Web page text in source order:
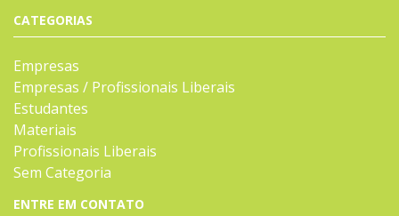
CATEGORIAS
Empresas
Empresas / Profissionais Liberais
Estudantes
Materiais
Profissionais Liberais
Sem Categoria
ENTRE EM CONTATO